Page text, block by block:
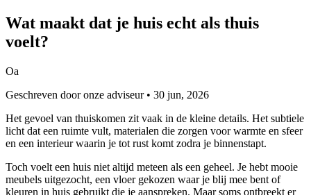
Wat maakt dat je huis echt als thuis
voelt?
Oa
Geschreven door onze adviseur • 30 jun, 2026
Het gevoel van thuiskomen zit vaak in de kleine details. Het subtiele
licht dat een ruimte vult, materialen die zorgen voor warmte en sfeer
en een interieur waarin je tot rust komt zodra je binnenstapt.
Toch voelt een huis niet altijd meteen als een geheel. Je hebt mooie
meubels uitgezocht, een vloer gekozen waar je blij mee bent of
kleuren in huis gebruikt die je aanspreken. Maar soms ontbreekt er